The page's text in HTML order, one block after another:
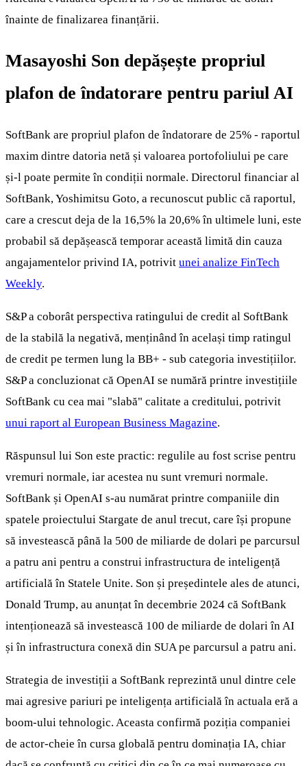
înainte de finalizarea finanțării.
Masayoshi Son depășește propriul
plafon de îndatorare pentru pariul AI
SoftBank are propriul plafon de îndatorare de 25% - raportul
maxim dintre datoria netă și valoarea portofoliului pe care
și-l poate permite în condiții normale. Directorul financiar al
SoftBank, Yoshimitsu Goto, a recunoscut public că raportul,
care a crescut deja de la 16,5% la 20,6% în ultimele luni, este
probabil să depășească temporar această limită din cauza
angajamentelor privind IA, potrivit unei analize FinTech
Weekly.
S&P a coborât perspectiva ratingului de credit al SoftBank
de la stabilă la negativă, menținând în același timp ratingul
de credit pe termen lung la BB+ - sub categoria investițiilor.
S&P a concluzionat că OpenAI se numără printre investițiile
SoftBank cu cea mai "slabă" calitate a creditului, potrivit
unui raport al European Business Magazine.
Răspunsul lui Son este practic: regulile au fost scrise pentru
vremuri normale, iar acestea nu sunt vremuri normale.
SoftBank și OpenAI s-au numărat printre companiile din
spatele proiectului Stargate de anul trecut, care își propune
să investească până la 500 de miliarde de dolari pe parcursul
a patru ani pentru a construi infrastructura de inteligență
artificială în Statele Unite. Son și președintele ales de atunci,
Donald Trump, au anunțat în decembrie 2024 că SoftBank
intenționează să investească 100 de miliarde de dolari în AI
și în infrastructura conexă din SUA pe parcursul a patru ani.
Strategia de investiții a SoftBank reprezintă unul dintre cele
mai agresive pariuri pe inteligența artificială în actuala eră a
boom-ului tehnologic. Aceasta confirmă poziția companiei
de actor-cheie în cursa globală pentru dominația IA, chiar